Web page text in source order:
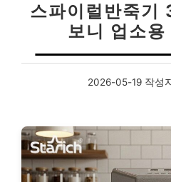
스파이럴반죽기
보니 업소용
2026-05-19 작성